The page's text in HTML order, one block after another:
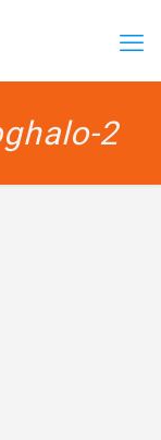
2